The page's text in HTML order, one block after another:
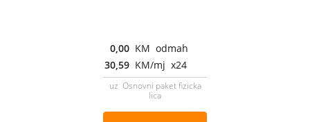
0,00 KM odmah
30,59 KM/mj x24
uz Osnovni paket fizicka
lica